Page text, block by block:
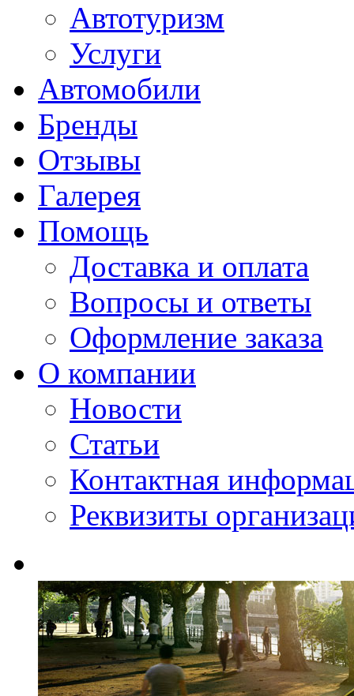
Автотуризм
Услуги
Автомобили
Бренды
Отзывы
Галерея
Помощь
Доставка и оплата
Вопросы и ответы
Оформление заказа
О компании
Новости
Статьи
Контактная
Реквизиты